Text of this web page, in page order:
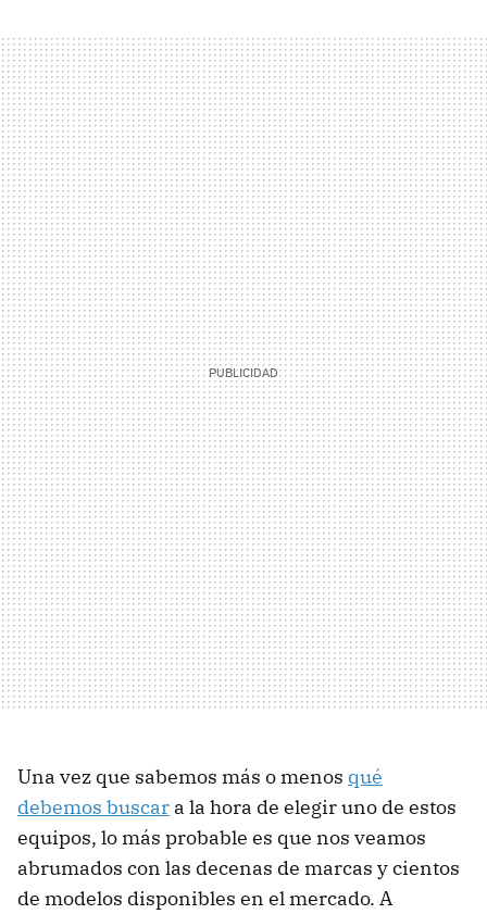
Una vez que sabemos más o menos qué
debemos buscar a la hora de elegir uno de estos
equipos, lo más probable es que nos veamos
abrumados con las decenas de marcas y cientos
de modelos disponibles en el mercado. A